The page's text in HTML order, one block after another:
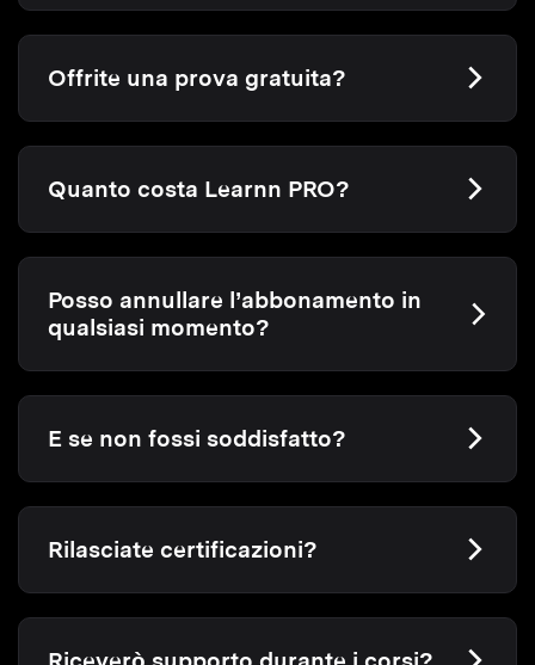
Offrite una prova gratuita?
Quanto costa Learnn PRO?
Posso annullare l’abbonamento in
qualsiasi momento?
E se non fossi soddisfatto?
Rilasciate certificazioni?